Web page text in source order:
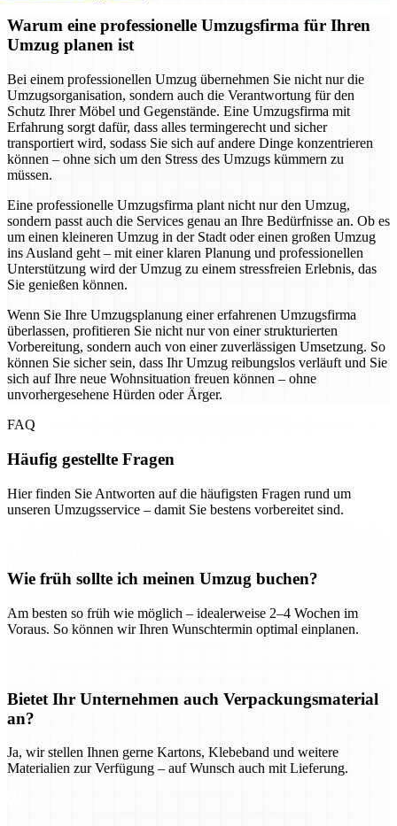
Warum eine professionelle Umzugsfirma für Ihren
Umzug planen ist
Bei einem professionellen Umzug übernehmen Sie nicht nur die
Umzugsorganisation, sondern auch die Verantwortung für den
Schutz Ihrer Möbel und Gegenstände. Eine Umzugsfirma mit
Erfahrung sorgt dafür, dass alles termingerecht und sicher
transportiert wird, sodass Sie sich auf andere Dinge konzentrieren
können – ohne sich um den Stress des Umzugs kümmern zu
müssen.
Eine professionelle Umzugsfirma plant nicht nur den Umzug,
sondern passt auch die Services genau an Ihre Bedürfnisse an. Ob es
um einen kleineren Umzug in der Stadt oder einen großen Umzug
ins Ausland geht – mit einer klaren Planung und professionellen
Unterstützung wird der Umzug zu einem stressfreien Erlebnis, das
Sie genießen können.
Wenn Sie Ihre Umzugsplanung einer erfahrenen Umzugsfirma
überlassen, profitieren Sie nicht nur von einer strukturierten
Vorbereitung, sondern auch von einer zuverlässigen Umsetzung. So
können Sie sicher sein, dass Ihr Umzug reibungslos verläuft und Sie
sich auf Ihre neue Wohnsituation freuen können – ohne
unvorhergesehene Hürden oder Ärger.
FAQ
Häufig gestellte Fragen
Hier finden Sie Antworten auf die häufigsten Fragen rund um
unseren Umzugsservice – damit Sie bestens vorbereitet sind.
Wie früh sollte ich meinen Umzug buchen?
Am besten so früh wie möglich – idealerweise 2–4 Wochen im
Voraus. So können wir Ihren Wunschtermin optimal einplanen.
Bietet Ihr Unternehmen auch Verpackungsmaterial
an?
Ja, wir stellen Ihnen gerne Kartons, Klebeband und weitere
Materialien zur Verfügung – auf Wunsch auch mit Lieferung.